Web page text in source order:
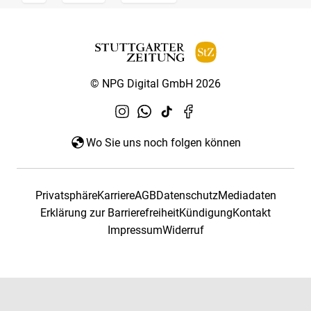
© NPG Digital GmbH 2026
Wo Sie uns noch folgen können
PrivatsphäreKarriereAGBDatenschutzMediadaten
Erklärung zur BarrierefreiheitKündigungKontakt
ImpressumWiderruf